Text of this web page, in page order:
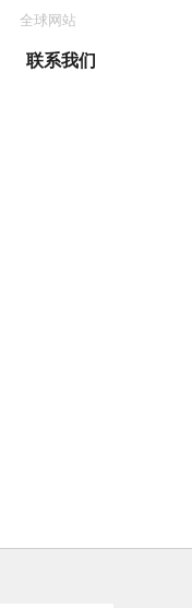
全球网站
联系我们